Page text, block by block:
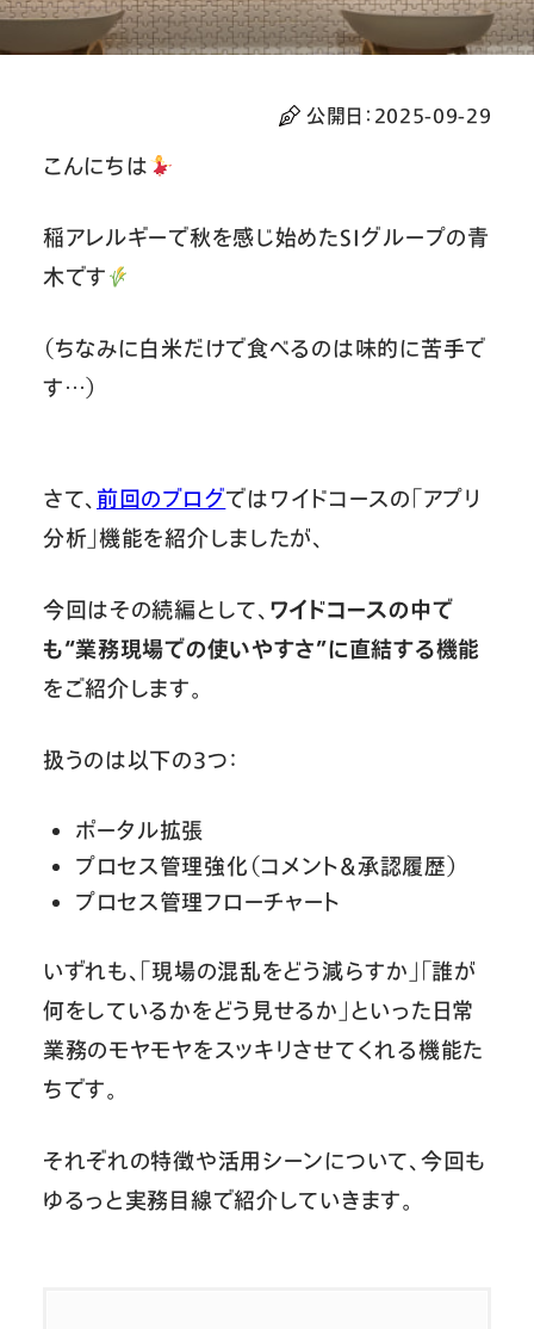
公開日： 2025-09-29
こんにちは
稲アレルギーで秋を感じ始めたSIグループの青
木です
（ちなみに白米だけで食べるのは味的に苦手で
す…）
さて、 前回のブログではワイドコースの「アプリ
分析」機能を紹介しましたが、
今回はその続編として、 ワイドコースの中で
も“業務現場での使いやすさ”に直結する機能
をご紹介します。
扱うのは以下の3つ：
ポータル拡張
プロセス管理強化（コメント＆承認履歴）
プロセス管理フローチャート
いずれも、「現場の混乱をどう減らすか」「誰が
何をしているかをどう見せるか」といった日常
業務のモヤモヤをスッキリさせてくれる機能た
ちです。
それぞれの特徴や活用シーンについて、今回も
ゆるっと実務目線で紹介していきます。